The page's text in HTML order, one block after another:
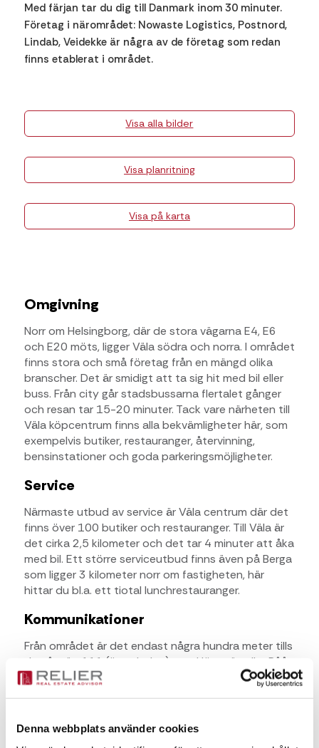
Denna webbplats använder cookies
Med färjan tar du dig till Danmark inom 30 minuter.
Företag i närområdet: Nowaste Logistics, Postnord,
Lindab, Veidekke är några av de företag som redan
finns etablerat i området.
Visa alla bilder
Visa planritning
Visa på karta
Omgivning
Norr om Helsingborg, där de stora vägarna E4, E6
och E20 möts, ligger Väla södra och norra. I området
finns stora och små företag från en mängd olika
branscher. Det är smidigt att ta sig hit med bil eller
buss. Från city går stadsbussarna flertalet gånger
och resan tar 15-20 minuter. Tack vare närheten till
Väla köpcentrum finns alla bekvämligheter här, som
exempelvis butiker, restauranger, återvinning,
bensinstationer och goda parkeringsmöjligheter.
Service
Närmaste utbud av service är Väla centrum där det
finns över 100 butiker och restauranger. Till Väla är
det cirka 2,5 kilometer och det tar 4 minuter att åka
med bil. Ett större serviceutbud finns även på Berga
som ligger 3 kilometer norr om fastigheten, här
hittar du bl.a. ett tiotal lunchrestauranger.
Kommunikationer
Från området är det endast några hundra meter tills
du når väg 111 (österleden) mot Höganäs eller Råå.
Vill du istället åka på motorvägen kan du använda
Basaltgatan som trafikeras av stadsbusslinje nr 27